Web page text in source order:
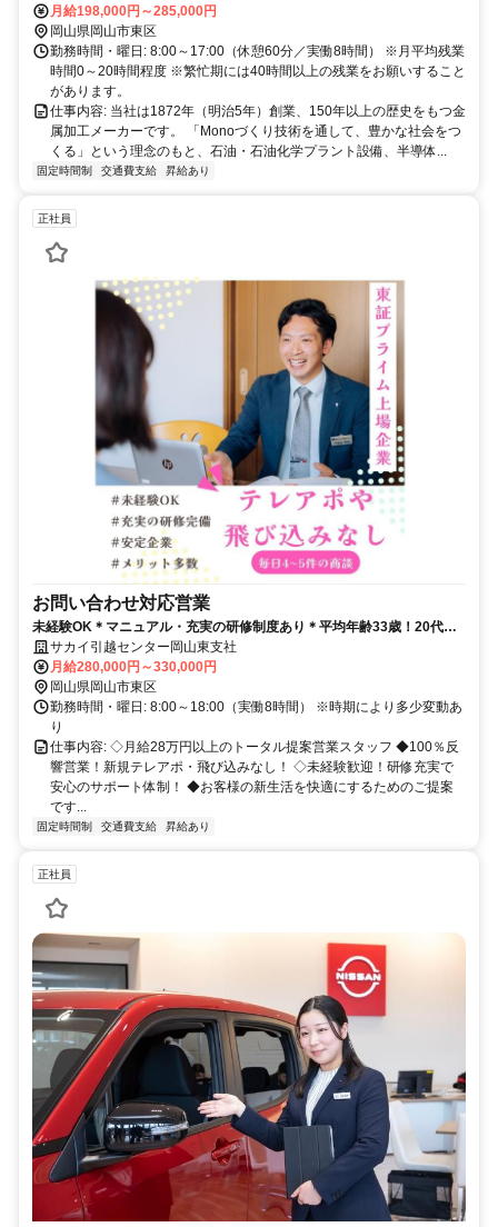
月給198,000円～285,000円
岡山県岡山市東区
勤務時間・曜日: 8:00～17:00（休憩60分／実働8時間） ※月平均残業
時間0～20時間程度 ※繁忙期には40時間以上の残業をお願いすること
があります。
仕事内容: 当社は1872年（明治5年）創業、150年以上の歴史をもつ金
属加工メーカーです。 「Monoづくり技術を通して、豊かな社会をつ
くる」という理念のもと、石油・石油化学プラント設備、半導体...
固定時間制 交通費支給 昇給あり
正社員
お問い合わせ対応営業
未経験OK＊マニュアル・充実の研修制度あり＊平均年齢33歳！20代の
多い職場です！
サカイ引越センター岡山東支社
月給280,000円～330,000円
岡山県岡山市東区
勤務時間・曜日: 8:00～18:00（実働8時間） ※時期により多少変動あ
り
仕事内容: ◇月給28万円以上のトータル提案営業スタッフ ◆100％反
響営業！新規テレアポ・飛び込みなし！ ◇未経験歓迎！研修充実で
安心のサポート体制！ ◆お客様の新生活を快適にするためのご提案
です...
固定時間制 交通費支給 昇給あり
正社員